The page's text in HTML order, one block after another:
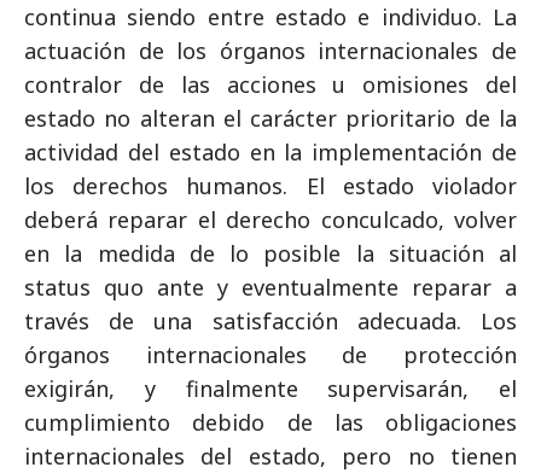
continua siendo entre estado e individuo. La
actuación de los órganos internacionales de
contralor de las acciones u omisiones del
estado no alteran el carácter prioritario de la
actividad del estado en la implementación de
los derechos humanos. El estado violador
deberá reparar el derecho conculcado, volver
en la medida de lo posible la situación al
status quo ante y eventualmente reparar a
través de una satisfacción adecuada. Los
órganos internacionales de protección
exigirán, y finalmente supervisarán, el
cumplimiento debido de las obligaciones
internacionales del estado, pero no tienen